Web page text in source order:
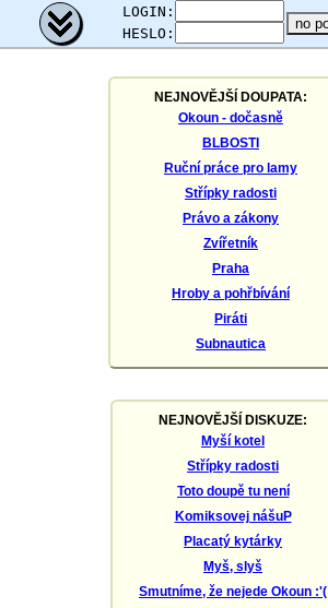
LOGIN:
HESLO:
NEJNOVĚJŠÍ DOUPATA:
Okoun - dočasně
BLBOSTI
Ruční práce pro lamy
Střípky radosti
Právo a zákony
Zvířetník
Praha
Hroby a pohřbívání
Piráti
Subnautica
NEJNOVĚJŠÍ DISKUZE:
Myší kotel
Střípky radosti
Toto doupě tu není
Komiksovej nášuP
Placatý kytárky
Myš, slyš
Smutníme, že nejede Okoun :'(